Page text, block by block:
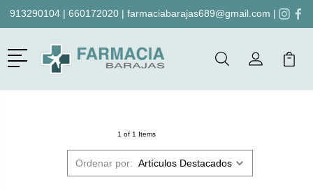
913290104| 660172020| farmaciabarajas689@gmail.com |
Menú
BuscarMi Cuenta
Mi
1 of 1 Items
Ordenar por: